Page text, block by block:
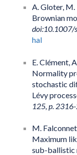
A. Gloter,
Brownian
hal
E. Clément,
Normality
stochastic
Lévy
125, p.
M.
Maximum
sub-ballistic